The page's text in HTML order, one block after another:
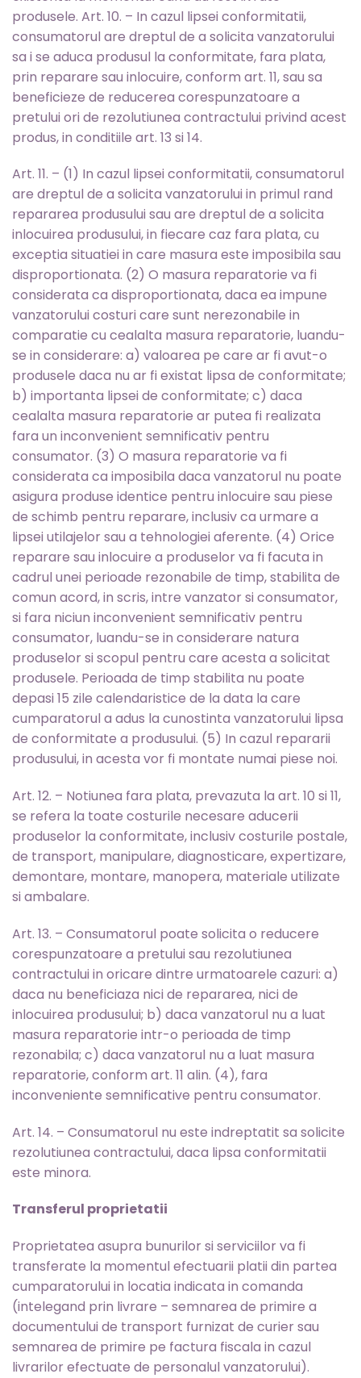
produsele. Art. 10. – In cazul lipsei conformitatii,
consumatorul are dreptul de a solicita vanzatorului
sa i se aduca produsul la conformitate, fara plata,
prin reparare sau inlocuire, conform art. 11, sau sa
beneficieze de reducerea corespunzatoare a
pretului ori de rezolutiunea contractului privind acest
produs, in conditiile art. 13 si 14.
Art. 11. – (1) In cazul lipsei conformitatii, consumatorul
are dreptul de a solicita vanzatorului in primul rand
repararea produsului sau are dreptul de a solicita
inlocuirea produsului, in fiecare caz fara plata, cu
exceptia situatiei in care masura este imposibila sau
disproportionata. (2) O masura reparatorie va fi
considerata ca disproportionata, daca ea impune
vanzatorului costuri care sunt nerezonabile in
comparatie cu cealalta masura reparatorie, luandu-
se in considerare: a) valoarea pe care ar fi avut-o
produsele daca nu ar fi existat lipsa de conformitate;
b) importanta lipsei de conformitate; c) daca
cealalta masura reparatorie ar putea fi realizata
fara un inconvenient semnificativ pentru
consumator. (3) O masura reparatorie va fi
considerata ca imposibila daca vanzatorul nu poate
asigura produse identice pentru inlocuire sau piese
de schimb pentru reparare, inclusiv ca urmare a
lipsei utilajelor sau a tehnologiei aferente. (4) Orice
reparare sau inlocuire a produselor va fi facuta in
cadrul unei perioade rezonabile de timp, stabilita de
comun acord, in scris, intre vanzator si consumator,
si fara niciun inconvenient semnificativ pentru
consumator, luandu-se in considerare natura
produselor si scopul pentru care acesta a solicitat
produsele. Perioada de timp stabilita nu poate
depasi 15 zile calendaristice de la data la care
cumparatorul a adus la cunostinta vanzatorului lipsa
de conformitate a produsului. (5) In cazul repararii
produsului, in acesta vor fi montate numai piese noi.
Art. 12. – Notiunea fara plata, prevazuta la art. 10 si 11,
se refera la toate costurile necesare aducerii
produselor la conformitate, inclusiv costurile postale,
de transport, manipulare, diagnosticare, expertizare,
demontare, montare, manopera, materiale utilizate
si ambalare.
Art. 13. – Consumatorul poate solicita o reducere
corespunzatoare a pretului sau rezolutiunea
contractului in oricare dintre urmatoarele cazuri: a)
daca nu beneficiaza nici de repararea, nici de
inlocuirea produsului; b) daca vanzatorul nu a luat
masura reparatorie intr-o perioada de timp
rezonabila; c) daca vanzatorul nu a luat masura
reparatorie, conform art. 11 alin. (4), fara
inconveniente semnificative pentru consumator.
Art. 14. – Consumatorul nu este indreptatit sa solicite
rezolutiunea contractului, daca lipsa conformitatii
este minora.
Transferul proprietatii
Proprietatea asupra bunurilor si serviciilor va fi
transferate la momentul efectuarii platii din partea
cumparatorului in locatia indicata in comanda
(intelegand prin livrare – semnarea de primire a
documentului de transport furnizat de curier sau
semnarea de primire pe factura fiscala in cazul
livrarilor efectuate de personalul vanzatorului).